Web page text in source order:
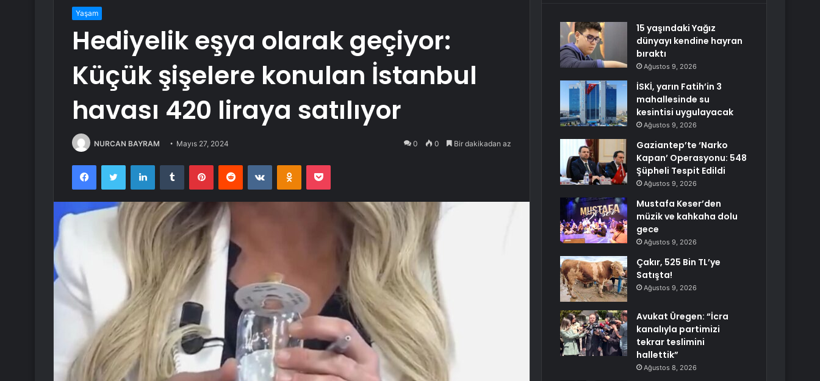
Yaşam
Hediyelik eşya olarak geçiyor:
Küçük şişelere konulan İstanbul
havası 420 liraya satılıyor
NURCAN BAYRAM Mayıs 27, 2024 0 0 Bir dakikadan az
FacebookTwitter LinkedInTumblr PinterestReddit VKontakteOdnoklassniki
Pocket
15 yaşındaki Yağız
dünyayı kendine hayran
bıraktı
Ağustos 9, 2026
İSKİ, yarın Fatih’in 3
mahallesinde su
kesintisi uygulayacak
Ağustos 9, 2026
Gaziantep’te ‘Narko
Kapan’ Operasyonu: 548
Şüpheli Tespit Edildi
Ağustos 9, 2026
Mustafa Keser’den
müzik ve kahkaha dolu
gece
Ağustos 9, 2026
Çakır, 525 Bin TL’ye
Satışta!
Ağustos 9, 2026
Avukat Üregen: “İcra
kanalıyla partimizi
tekrar teslimini
hallettik”
Ağustos 8, 2026